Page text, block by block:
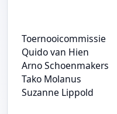
Toernooicommissie
Quido van Hien
Arno Schoenmakers
Tako Molanus
Suzanne Lippold